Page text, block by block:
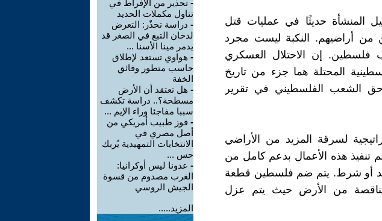
دولة إسرائيل المنشأة حديثًا في عمليات قتل
من أراضيهم. النكبة ليست مجرد
إن الاحتلال العسكري
المحتلة هما جزء من تاريخ
من حق الشعب الفلسطيني في تقرير
لسرقة المزيد من الأراضي
تنفيذ هذه الأعمال بدعم كامل من
قيد أو شرط. يتم ضم فلسطين قطعة
من الأرض حيث يتم عزل
- تحذير من الإفراط في
تناول مكملات الحديد
- دراسة تحذّر: التعرض
لدخان التبغ في الصغر قد
يدمر مينا الأسنا ...
- هواوي تستعد لإطلاق
حاسب متطور وفائق
الخفة
- هل تعتقد أن الأرض
مسطحة؟.. دراسة تكشف
سببا مفاجئا وراء الإيم ...
- فوز طبيب أمريكي من
أصل مصري في
الانتخابات التمهيدية يُربك
حس ...
- عدونا ليس أوكرانيا:
الغرب مصدوم من قسوة
الجيش الروسي
المزيد.....